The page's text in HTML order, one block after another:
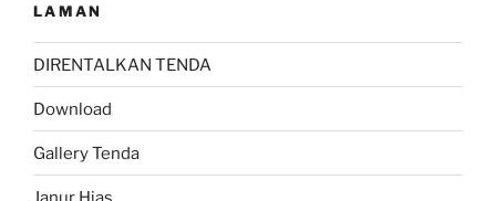
LAMAN
DIRENTALKAN TENDA
Download
Gallery Tenda